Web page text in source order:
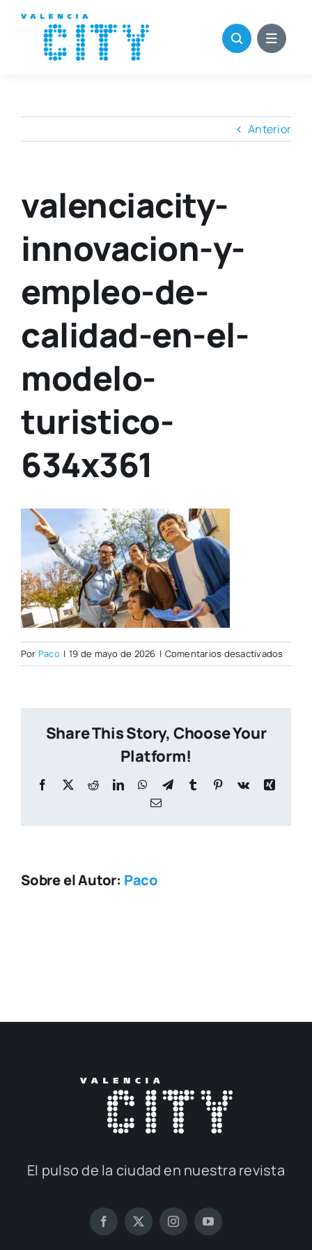
contenido
Anterior
valenciacity-
innovacion-y-
empleo-de-
calidad-en-el-
modelo-
turistico-
634x361
Por Paco | 19 de mayo de 2026 | Comentarios desactivadosen
Share This Story, Choose Your
Platform!
Facebook
X RedditLinkedInWhatsApp
TelegramTumblr Pinterest
Vk
Xing
Correo
Sobre el Autor: Paco
El pul­so de la ciu­dad en nues­tra revis­ta